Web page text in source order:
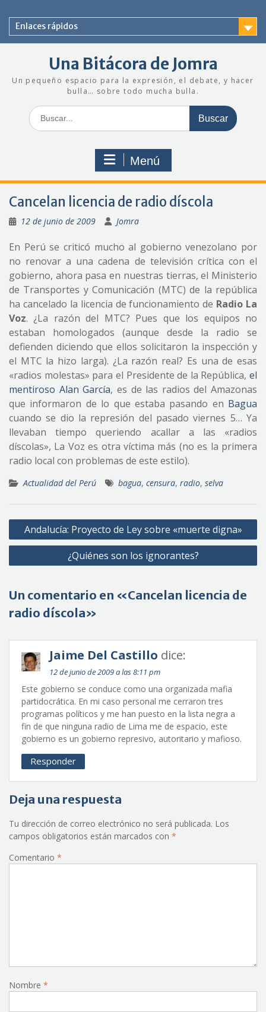
contenido
Enlaces rápidos
Una Bitácora de Jomra
Un pequeño espacio para la expresión, el debate, y hacer
bulla… sobre todo mucha bulla.
Buscar:
Menú
Cancelan licencia de radio díscola
12 de junio de 2009 Jomra
En Perú se criticó mucho al gobierno venezolano por
no renovar a una cadena de televisión crítica con el
gobierno, ahora pasa en nuestras tierras, el Ministerio
de Transportes y Comunicación (MTC) de la república
ha cancelado la licencia de funcionamiento de Radio La
Voz. ¿La razón del MTC? Pues que los equipos no
estaban homologados (aunque desde la radio se
defienden diciendo que ellos solicitaron la inspección y
el MTC la hizo larga). ¿La razón real? Es una de esas
«radios molestas» para el Presidente de la República, el
mentiroso Alan García, es de las radios del Amazonas
que informaron de lo que estaba pasando en Bagua
cuando se dio la represión del pasado viernes 5… Ya
llevaban tiempo queriendo acallar a las «radios
díscolas», La Voz es otra víctima más (no es la primera
radio local con problemas de este estilo).
Actualidad del Perú bagua, censura, radio, selva
Navegación
de
Andalucía: Proyecto de Ley sobre «muerte digna»
¿Quiénes son los ignorantes?
Un comentario en «Cancelan licencia de
radio díscola»
Jaime Del Castillo dice:
12 de junio de 2009 a las 8:11 pm
Este gobierno se conduce como una organizada mafia
partidocrática. En mi caso personal me cerraron tres
programas políticos y me han puesto en la lista negra a
fin de que ninguna radio de Lima me de espacio, este
gobierno es un gobierno represivo, autoritario y mafioso.
Responder
Deja una respuesta
Tu dirección de correo electrónico no será publicada. Los
campos obligatorios están marcados con *
Comentario *
Nombre *